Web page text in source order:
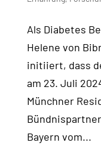
Als Diabetes
Helene von
initiiert, dass
am 23. Juli
Münchner
Bayern vom...